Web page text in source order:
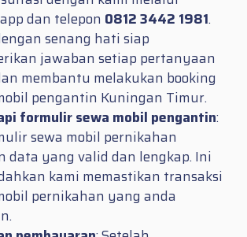
dan telepon 0812 3442 1981.
senang hati siap
jawaban setiap pertanyaan
membantu melakukan booking
pengantin Kuningan Timur.
formulir sewa mobil pengantin:
sewa mobil pernikahan
data yang valid dan lengkap. Ini
kami memastikan transaksi
pernikahan yang anda